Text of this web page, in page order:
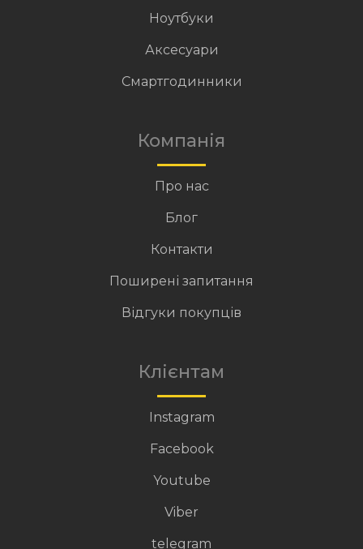
Ноутбуки
Аксесуари
Смартгодинники
Компанія
Про нас
Блог
Контакти
Поширені запитання
Відгуки покупців
Клієнтам
Instagram
Facebook
Youtube
Viber
telegram